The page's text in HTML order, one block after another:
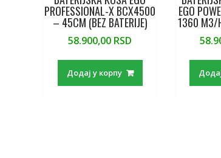
PROFESSIONAL-X BCX4500
– 45CM (BEZ BATERIJE)
58.900,00 RSD
Додај у корпу
EGO
1360 M3/